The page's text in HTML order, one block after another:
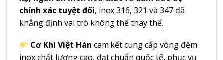
chính xác tuyệt đối, inox 316, 321 và 347 đã
khẳng định vai trò không thể thay thế.
Cơ Khí Việt Hàn cam kết cung cấp vòng đệm
inox chất lượng cao, đạt chuẩn quốc tế, phục vụ